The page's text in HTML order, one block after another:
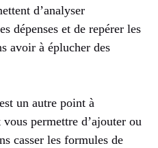
d’analyser
dépenses et de repérer les
avoir à éplucher des
un autre point à
permettre d’ajouter ou
casser les formules de